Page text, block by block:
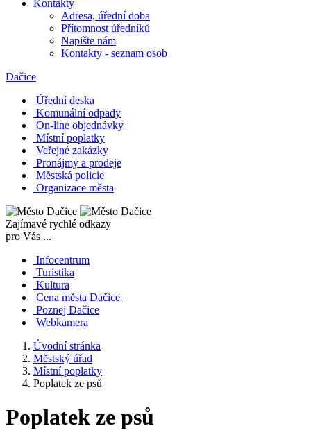
Kontakty
Adresa, úřední doba
Přítomnost úředníků
Napište nám
Kontakty - seznam osob
Dačice
Úřední deska
Komunální odpady
On-line objednávky
Místní poplatky
Veřejné zakázky
Pronájmy a prodeje
Městská policie
Organizace města
Zajímavé rychlé odkazy
pro Vás ...
Infocentrum
Turistika
Kultura
Cena města Dačice
Poznej Dačice
Webkamera
Úvodní stránka
Městský úřad
Místní poplatky
Poplatek ze psů
Poplatek ze psů